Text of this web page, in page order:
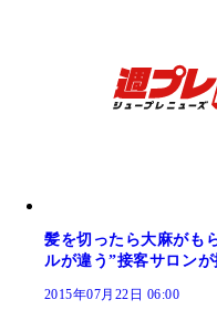
髪を切ったら大麻がも
ルが違う”接客サロンが
2015年07月22日 06:00